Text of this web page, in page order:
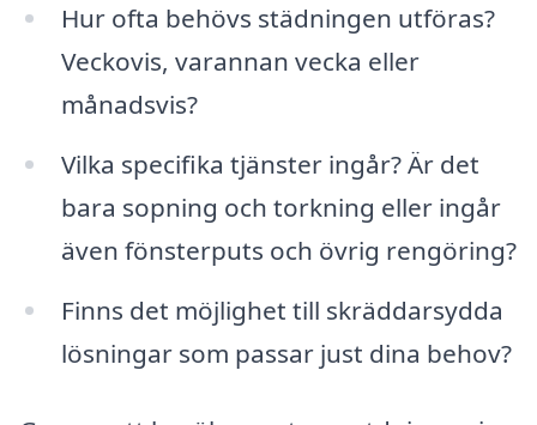
Hur ofta behövs städningen utföras?
Veckovis, varannan vecka eller
månadsvis?
Vilka specifika tjänster ingår? Är det
bara sopning och torkning eller ingår
även fönsterputs och övrig rengöring?
Finns det möjlighet till skräddarsydda
lösningar som passar just dina behov?